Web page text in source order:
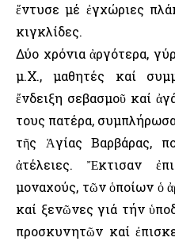
ἕντυσε μέ ἐγχώριες
κιγκλίδες.
Δύο χρόνια ἀργότερα,
μ.Χ., μαθητές καί
ἔνδειξη σεβασμοῦ καί
τους πατέρα,
τῆς Ἁγίας Βαρβάρας,
ἀτέλειες. Ἔκτισαν
μοναχούς, τῶν ὁποίων ὁ
καί ξενῶνες γιά τήν
προσκυνητῶν καί